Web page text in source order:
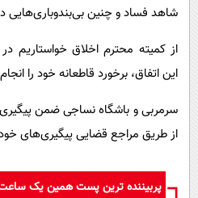
شاهد فساد و چنین بی‌بندوباری‌هایی
از کمیته محترم اخلاق خواستاریم
این اتفاق، برخورد قاطعانه خود را
سرمربی و باشگاه نساجی ضمن
از طریق مراجع قضایی پیگیری‌های خود
پربیننده ترین پست همین یک